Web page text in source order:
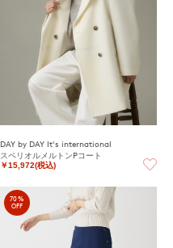
DAY by DAY It's international
スペリオルメルトンPコート
￥15,972(税込)
70%
OFF